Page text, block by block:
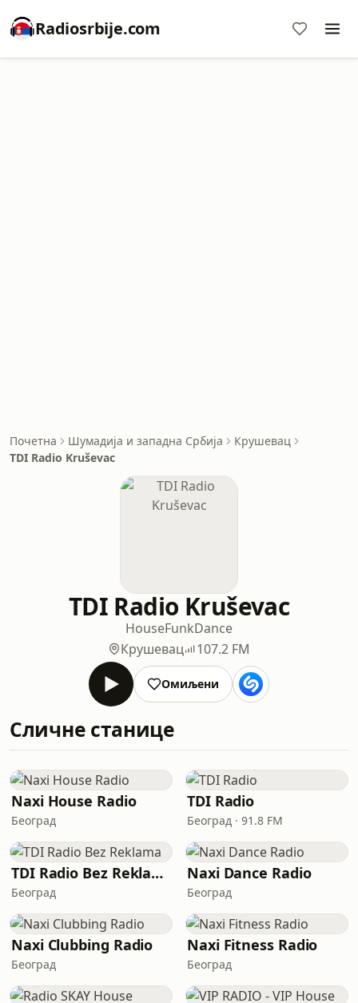
Radiosrbije.com
Почетна Шумадија и западна Србија
Крушевац
TDI Radio Kruševac
TDI Radio Kruševac
HouseFunkDance
Крушевац
107.2 FM
Омиљени
Сличне станице
Naxi House Radio
Београд
TDI Radio
Београд · 91.8 FM
TDI Radio Bez Reklama
Београд
Naxi Dance Radio
Београд
Naxi Clubbing Radio
Београд
Naxi Fitness Radio
Београд